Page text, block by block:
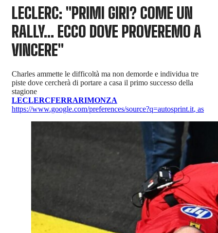
LECLERC: "PRIMI GIRI? COME UN
RALLY... ECCO DOVE PROVEREMO A
VINCERE"
Charles ammette le difficoltà ma non demorde e individua tre
piste dove cercherà di portare a casa il primo successo della
stagione
LECLERCFERRARIMONZA
https://www.google.com/preferences/source?q=autosprint.it, as